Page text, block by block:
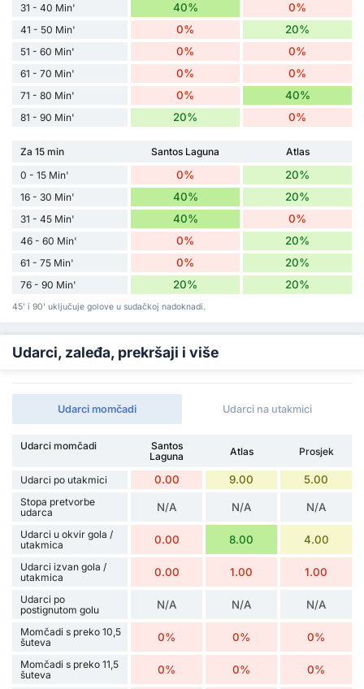
31 - 40 Min' 40% 0%
41 - 50 Min' 0% 20%
51 - 60 Min' 0% 0%
61 - 70 Min' 0% 0%
71 - 80 Min' 0% 40%
81 - 90 Min' 20% 0%
Za 15 min Santos Laguna
Atlas
0 - 15 Min'
0% 20%
16 - 30 Min' 40% 20%
31 - 45 Min' 40% 0%
46 - 60 Min' 0% 20%
61 - 75 Min' 0% 20%
76 - 90 Min' 20% 20%
45' i 90' uključuje golove u sudačkoj nadoknadi.
Udarci, zaleđa, prekršaji i više
Udarci momčadi Udarci na utakmici
Udarci momčadi
Santos
Laguna
Atlas Prosjek
Udarci po utakmici 0.00 9.00 5.00
Stopa pretvorbe
udarca
N/A N/A N/A
Udarci u okvir gola /
utakmica
0.00 8.00 4.00
Udarci izvan gola /
utakmica
0.00 1.00 1.00
Udarci po
postignutom golu
N/A N/A N/A
Momčadi s preko 10,5
šuteva
0% 0% 0%
Momčadi s preko 11,5
šuteva
0% 0% 0%